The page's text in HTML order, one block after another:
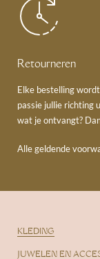
Retourneren
Elke bestelling
passie jullie richting
wat je ontvangt?
Alle geldende
KLEDING
JUWELEN EN